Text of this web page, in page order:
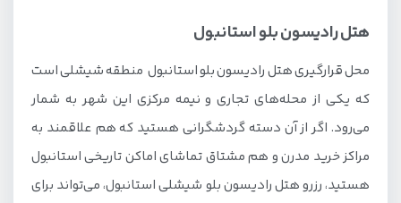
هتل رادیسون بلو استانبول
محل قرارگیری هتل رادیسون بلو استانبول منطقه شیشلی است
که یکی از محله‌های تجاری و نیمه مرکزی این شهر به شمار
می‌رود. اگر از آن دسته گردشگرانی هستید که هم علاقمند به
مراکز خرید مدرن و هم مشتاق تماشای اماکن تاریخی استانبول
هستید، رزرو هتل رادیسون بلو شیشلی استانبول، می‌تواند برای